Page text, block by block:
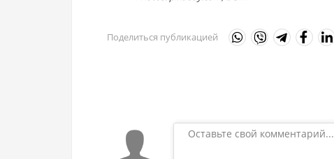
Поделиться публикацией
Оставьте свой комментарий...